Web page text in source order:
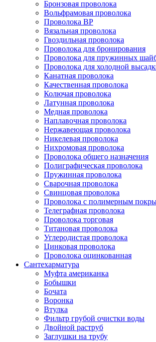
Бронзовая проволока
Вольфрамовая проволока
Проволока ВР
Вязальная проволока
Гвоздильная проволока
Проволока для бронирования
Проволока для пружинных
Проволока для холодной
Канатная проволока
Качественная проволока
Колючая проволока
Латунная проволока
Медная проволока
Наплавочная проволока
Нержавеющая проволока
Никелевая проволока
Нихромовая проволока
Проволока общего назначения
Полиграфическая проволока
Пружинная проволока
Сварочная проволока
Свинцовая проволока
Проволока с полимерным
Телеграфная проволока
Проволока торговая
Титановая проволока
Углеродистая проволока
Цинковая проволока
Проволока оцинкованная
Сантехарматура
Муфта американка
Бобышки
Бочата
Воронка
Втулка
Фильтр грубой очистки воды
Двойной раструб
Заглушки на трубу